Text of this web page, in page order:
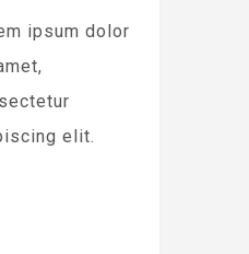
ipsum dolor
elit.